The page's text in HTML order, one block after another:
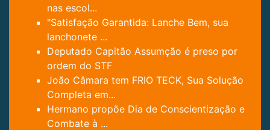
nas escol...
"Satisfação Garantida: Lanche Bem, sua
lanchonete ...
Deputado Capitão Assumção é preso por
ordem do STF
João Câmara tem FRIO TECK, Sua Solução
Completa em...
Hermano propõe Dia de Conscientização e
Combate à ...